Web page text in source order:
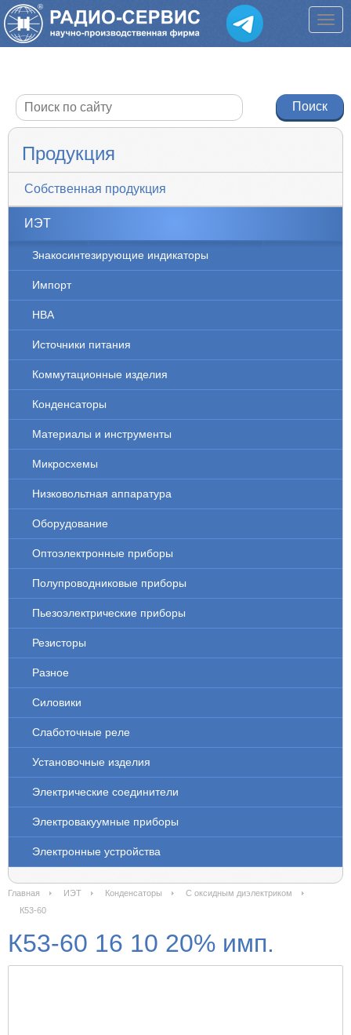
Продукция
Собственная продукция
ИЭТ
Знакосинтезирующие индикаторы
Импорт
НВА
Источники питания
Коммутационные изделия
Конденсаторы
Материалы и инструменты
Микросхемы
Низковольтная аппаратура
Оборудование
Оптоэлектронные приборы
Полупроводниковые приборы
Пьезоэлектрические приборы
Резисторы
Разное
Силовики
Слаботочные реле
Установочные изделия
Электрические соединители
Электровакуумные приборы
Электронные устройства
Главная ИЭТ Конденсаторы
С оксидным диэлектриком
К53-60
К53-60 16 10 20% имп.